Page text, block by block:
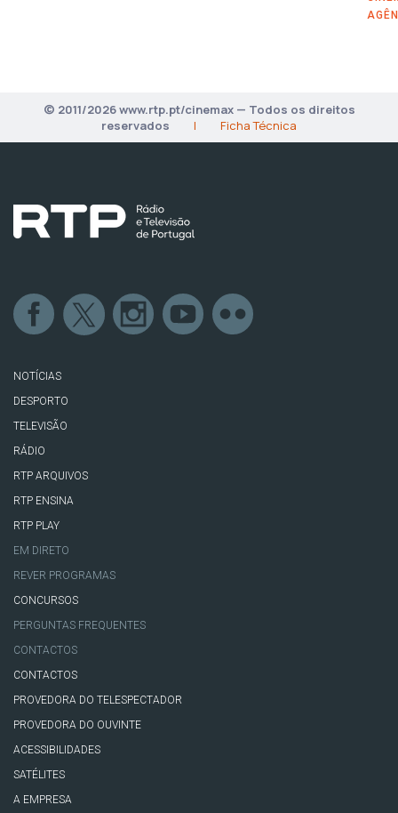
© 2011/2026 www.rtp.pt/cinemax — Todos os direitos
reservados
| Ficha Técnica
NOTÍCIAS
DESPORTO
TELEVISÃO
RÁDIO
RTP ARQUIVOS
RTP ENSINA
RTP PLAY
EM DIRETO
REVER PROGRAMAS
CONCURSOS
PERGUNTAS FREQUENTES
CONTACTOS
CONTACTOS
PROVEDORA DO TELESPECTADOR
PROVEDORA DO OUVINTE
ACESSIBILIDADES
SATÉLITES
A EMPRESA